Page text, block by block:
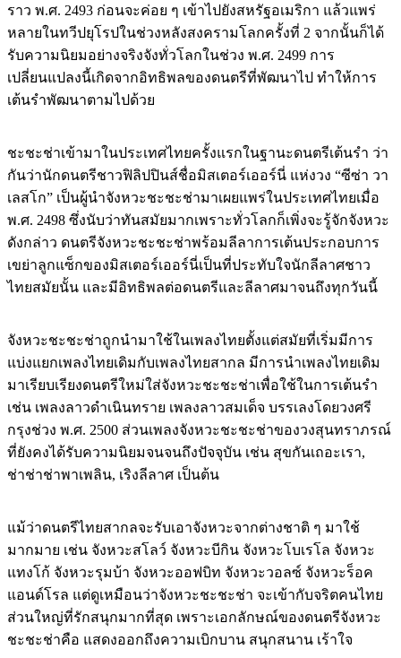
ราว พ.ศ. 2493 ก่อนจะค่อย ๆ เข้าไปยังสหรัฐอเมริกา แล้วแพร่
หลายในทวีปยุโรปในช่วงหลังสงครามโลกครั้งที่ 2 จากนั้นก็ได้
รับความนิยมอย่างจริงจังทั่วโลกในช่วง พ.ศ. 2499 การ
เปลี่ยนแปลงนี้เกิดจากอิทธิพลของดนตรีที่พัฒนาไป ทำให้การ
เต้นรำพัฒนาตามไปด้วย
ชะชะช่าเข้ามาในประเทศไทยครั้งแรกในฐานะดนตรีเต้นรำ ว่า
กันว่านักดนตรีชาวฟิลิปปินส์ชื่อมิสเตอร์เออร์นี่ แห่งวง “ซีซ่า วา
เลสโก” เป็นผู้นำจังหวะชะชะช่ามาเผยแพร่ในประเทศไทยเมื่อ
พ.ศ. 2498 ซึ่งนับว่าทันสมัยมากเพราะทั่วโลกก็เพิ่งจะรู้จักจังหวะ
ดังกล่าว ดนตรีจังหวะชะชะช่าพร้อมลีลาการเต้นประกอบการ
เขย่าลูกแซ็กของมิสเตอร์เออร์นี่เป็นที่ประทับใจนักลีลาศชาว
ไทยสมัยนั้น และมีอิทธิพลต่อดนตรีและลีลาศมาจนถึงทุกวันนี้
จังหวะชะชะช่าถูกนำมาใช้ในเพลงไทยตั้งแต่สมัยที่เริ่มมีการ
แบ่งแยกเพลงไทยเดิมกับเพลงไทยสากล มีการนำเพลงไทยเดิม
มาเรียบเรียงดนตรีใหม่ใส่จังหวะชะชะช่าเพื่อใช้ในการเต้นรำ
เช่น เพลงลาวดำเนินทราย เพลงลาวสมเด็จ บรรเลงโดยวงศรี
กรุงช่วง พ.ศ. 2500 ส่วนเพลงจังหวะชะชะช่าของวงสุนทราภรณ์
ที่ยังคงได้รับความนิยมจนจนถึงปัจจุบัน เช่น สุขกันเถอะเรา,
ช่าช่าช่าพาเพลิน, เริงลีลาศ เป็นต้น
แม้ว่าดนตรีไทยสากลจะรับเอาจังหวะจากต่างชาติ ๆ มาใช้
มากมาย เช่น จังหวะสโลว์ จังหวะบีกิน จังหวะโบเรโล จังหวะ
แทงโก้ จังหวะรุมบ้า จังหวะออฟบิท จังหวะวอลซ์ จังหวะร็อค
แอนด์โรล แต่ดูเหมือนว่าจังหวะชะชะช่า จะเข้ากับจริตคนไทย
ส่วนใหญ่ที่รักสนุกมากที่สุด เพราะเอกลักษณ์ของดนตรีจังหวะ
ชะชะช่าคือ แสดงออกถึงความเบิกบาน สนุกสนาน เร้าใจ